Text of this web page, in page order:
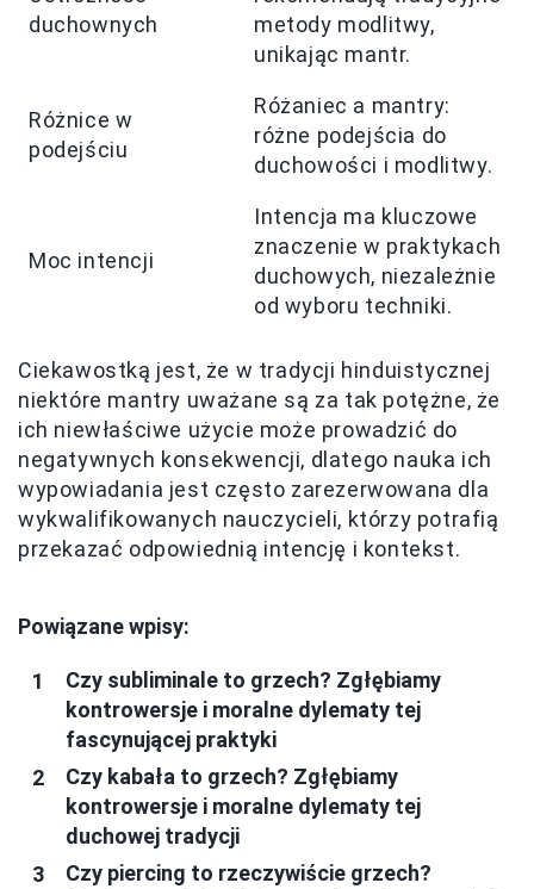
duchownych
metody modlitwy,
unikając mantr.
Różnice w
podejściu
Różaniec a mantry:
różne podejścia do
duchowości i modlitwy.
Moc intencji
Intencja ma kluczowe
znaczenie w praktykach
duchowych, niezależnie
od wyboru techniki.
Ciekawostką jest, że w tradycji hinduistycznej
niektóre mantry uważane są za tak potężne, że
ich niewłaściwe użycie może prowadzić do
negatywnych konsekwencji, dlatego nauka ich
wypowiadania jest często zarezerwowana dla
wykwalifikowanych nauczycieli, którzy potrafią
przekazać odpowiednią intencję i kontekst.
Powiązane wpisy:
Czy subliminale to grzech? Zgłębiamy
kontrowersje i moralne dylematy tej
fascynującej praktyki
Czy kabała to grzech? Zgłębiamy
kontrowersje i moralne dylematy tej
duchowej tradycji
Czy piercing to rzeczywiście grzech?